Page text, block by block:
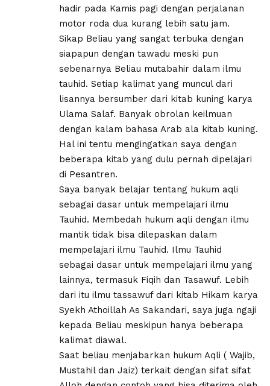
hadir pada Kamis pagi dengan perjalanan
motor roda dua kurang lebih satu jam.
Sikap Beliau yang sangat terbuka dengan
siapapun dengan tawadu meski pun
sebenarnya Beliau mutabahir dalam ilmu
tauhid. Setiap kalimat yang muncul dari
lisannya bersumber dari kitab kuning karya
Ulama Salaf. Banyak obrolan keilmuan
dengan kalam bahasa Arab ala kitab kuning.
Hal ini tentu mengingatkan saya dengan
beberapa kitab yang dulu pernah dipelajari
di Pesantren.
Saya banyak belajar tentang hukum aqli
sebagai dasar untuk mempelajari ilmu
Tauhid. Membedah hukum aqli dengan ilmu
mantik tidak bisa dilepaskan dalam
mempelajari ilmu Tauhid. Ilmu Tauhid
sebagai dasar untuk mempelajari ilmu yang
lainnya, termasuk Fiqih dan Tasawuf. Lebih
dari itu ilmu tassawuf dari kitab Hikam karya
Syekh Athoillah As Sakandari, saya juga ngaji
kepada Beliau meskipun hanya beberapa
kalimat diawal.
Saat beliau menjabarkan hukum Aqli ( Wajib,
Mustahil dan Jaiz) terkait dengan sifat sifat